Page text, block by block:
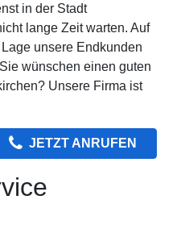
in der Stadt
lange Zeit warten. Auf
unsere Endkunden
wünschen einen guten
Unsere Firma ist
JETZT ANRUFEN